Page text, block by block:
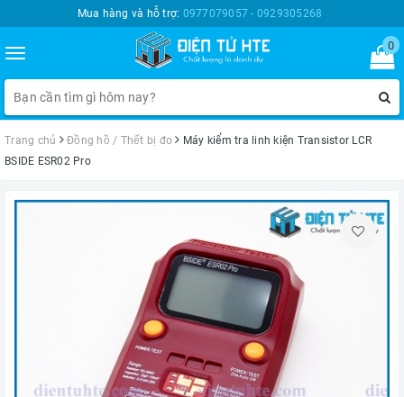
Mua hàng và hỗ trợ: 0977079057 - 0929305268
Toggle
navigation
0
Trang chủ Đồng hồ / Thết bị đo
Máy kiểm tra linh kiện Transistor LCR
BSIDE ESR02 Pro